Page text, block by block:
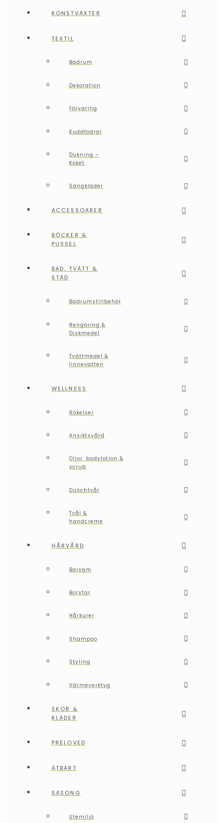
KONSTVÄXTER
TEXTIL
Badrum
Dekoration
Förvaring
Kuddfodral
Dukning –
Köket
Sängkläder
ACCESSOARER
BÖCKER &
PUSSEL
BAD, TVÄTT &
STÄD
Badrumstillbehör
Rengöring &
Diskmedel
Tvättmedel &
linnevatten
WELLNESS
Rökelser
Ansiktsvård
Oljor, bodylotion &
scrub
Duschtvål
Tvål &
handcreme
HÅRVÅRD
Balsam
Borstar
Hårkurer
Shampoo
Styling
Värmeverktyg
SKOR &
KLÄDER
PRELOVED
ÄTBART
SÄSONG
Utemiljö